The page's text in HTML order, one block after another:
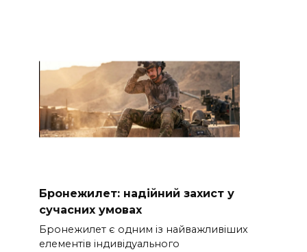
Бронежилет: надійний захист у
сучасних умовах
Бронежилет є одним із найважливіших
елементів індивідуального